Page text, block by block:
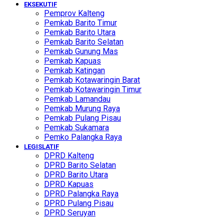
EKSEKUTIF
Pemprov Kalteng
Pemkab Barito Timur
Pemkab Barito Utara
Pemkab Barito Selatan
Pemkab Gunung Mas
Pemkab Kapuas
Pemkab Katingan
Pemkab Kotawaringin Barat
Pemkab Kotawaringin Timur
Pemkab Lamandau
Pemkab Murung Raya
Pemkab Pulang Pisau
Pemkab Sukamara
Pemko Palangka Raya
LEGISLATIF
DPRD Kalteng
DPRD Barito Selatan
DPRD Barito Utara
DPRD Kapuas
DPRD Palangka Raya
DPRD Pulang Pisau
DPRD Seruyan